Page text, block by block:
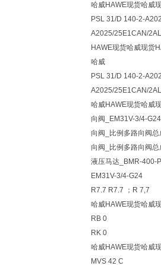
哈威HAWE现货哈威
PSL 31/D 140-2-
A2025/25E1CAN/
HAWE现货哈威现货
哈威
PSL 31/D 140-2-
A2025/25E1CAN/
哈威HAWE现货哈威
向阀_EM31V-3/4-
向阀_比例多路向阀
向阀_比例多路向阀
液压马达_BMR-400-
EM31V-3/4-G24
R7.7 R7.7 ；R 7,7
哈威HAWE现货哈威
RB 0
RK 0
哈威HAWE现货哈威
MVS 42 C